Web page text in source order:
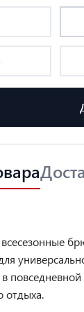
отдыха.